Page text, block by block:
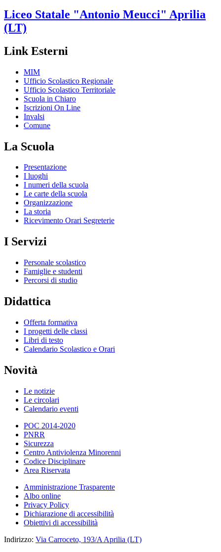
Liceo Statale "Antonio Meucci" Aprilia
(LT)
Link Esterni
MIM
Ufficio Scolastico Regionale
Ufficio Scolastico Territoriale
Scuola in Chiaro
Iscrizioni On Line
Invalsi
Comune
La Scuola
Presentazione
I luoghi
I numeri della scuola
Le carte della scuola
Organizzazione
La storia
Ricevimento Orari Segreterie
I Servizi
Personale scolastico
Famiglie e studenti
Percorsi di studio
Didattica
Offerta formativa
I progetti delle classi
Libri di testo
Calendario Scolastico e Orari
Novità
Le notizie
Le circolari
Calendario eventi
POC 2014-2020
PNRR
Sicurezza
Centro Antiviolenza Minorenni
Codice Disciplinare
Area Riservata
Amministrazione Trasparente
Albo online
Privacy Policy
Dichiarazione di accessibilità
Obiettivi di accessibilità
Indirizzo: Via Carroceto, 193/A Aprilia (LT)